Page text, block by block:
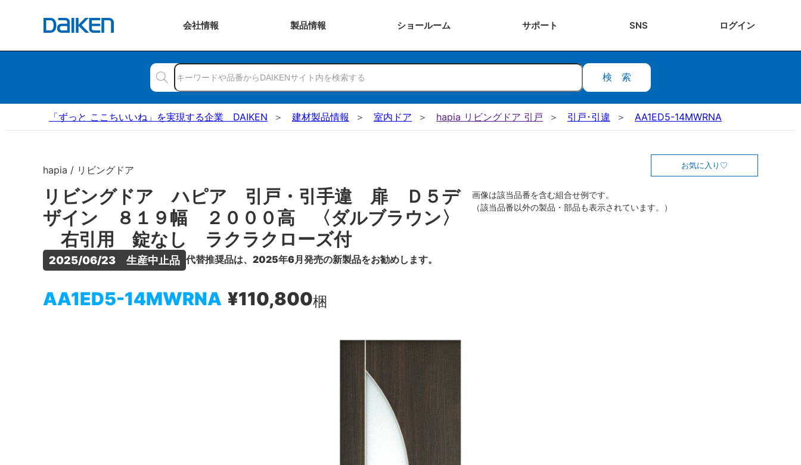
会社情報 製品情報 ショールーム サポート SNS ログイン
検索
「ずっと ここちいいね」を実現する企業 DAIKEN 建材製品情報 室内ドア hapia リビングドア 引戸 引戸･引違 AA1ED5-14MWRNA
hapia / リビングドア
リビングドア ハピア 引戸・引手違 扉 Ｄ５デ
ザイン ８１９幅 ２０００高 〈ダルブラウン〉
右引用 錠なし ラクラクローズ付
2025/06/23　生産中止品 代替推奨品は、2025年6月発売の新製品をお勧めします。
AA1ED5-14MWRNA ¥110,800梱
お気に入り
画像は該当品番を含む組合せ例です。
（該当品番以外の製品・部品も表示されています。）